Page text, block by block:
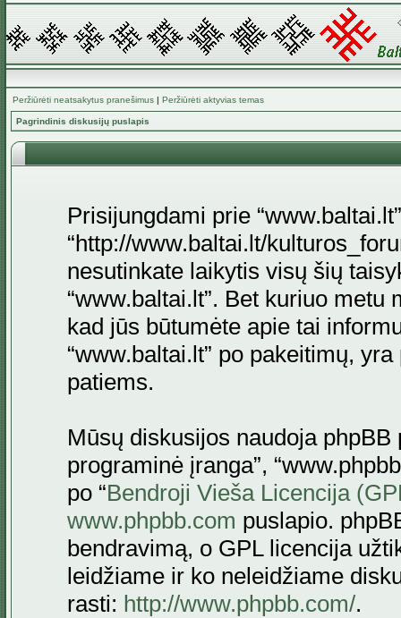
Peržiūrėti neatsakytus pranešimus | Peržiūrėti aktyvias temas
Pagrindinis diskusijų puslapis
Prisijungdami prie
“http://www.baltai.lt/
nesutinkate laikytis visų šių
“www.baltai.lt”. Bet kuriuo
kad jūs būtumėte apie tai
“www.baltai.lt” po pakeitimų,
patiems.
Mūsų diskusijos naudoja phpBB
programinė įranga”,
po “Bendroji Vieša Licencija
www.phpbb.com puslapio.
bendravimą, o GPL licencija
leidžiame ir ko neleidžiame
rasti: http://www.phpbb.com/.